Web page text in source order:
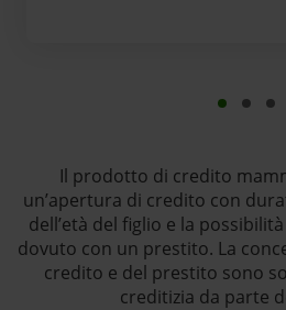
Il prodotto di credito
un’apertura di credito con
dell’età del figlio e la
dovuto con un prestito. La
credito e del prestito sono
creditizia da parte